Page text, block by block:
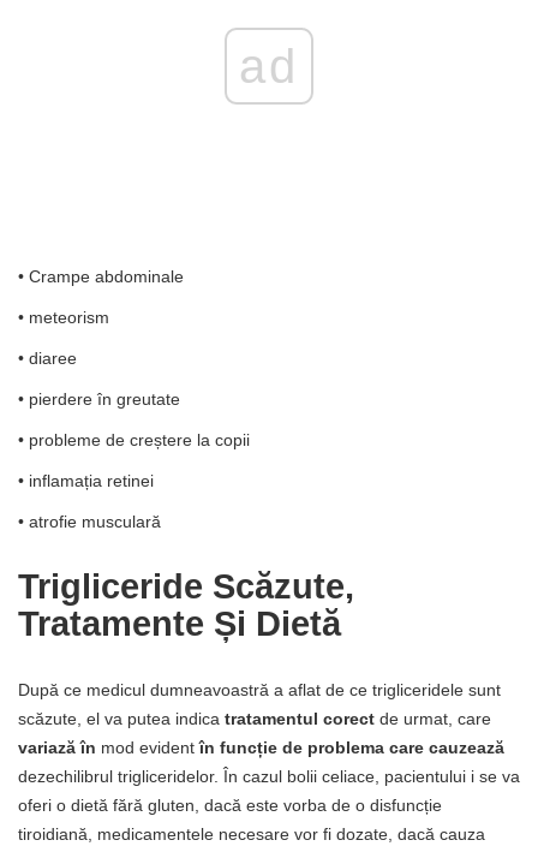
ad
• Crampe abdominale
• meteorism
• diaree
• pierdere în greutate
• probleme de creștere la copii
• inflamația retinei
• atrofie musculară
Trigliceride Scăzute,
Tratamente Și Dietă
După ce medicul dumneavoastră a aflat de ce trigliceridele sunt
scăzute, el va putea indica tratamentul corect de urmat, care
variază în mod evidentîn funcție de problema care cauzează
dezechilibrul trigliceridelor. În cazul bolii celiace, pacientului i se va
oferi o dietă fără gluten, dacă este vorba de o disfuncție
tiroidiană, medicamentele necesare vor fi dozate, dacă cauza